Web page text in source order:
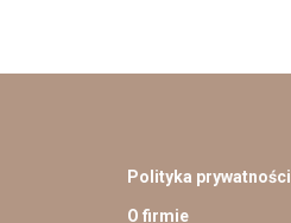
Polityka prywatności
O firmie